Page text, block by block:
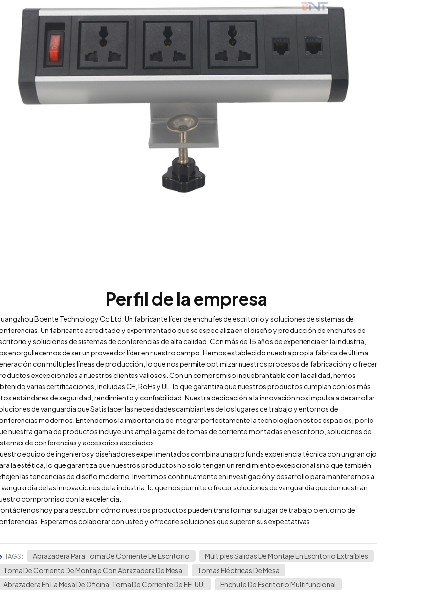
Perfil de la empresa
Boente Technology Co Ltd. Un fabricante líder de enchufes de escritorio y soluciones de sistemas de
Un fabricante acreditado y experimentado que se especializa en el diseño y producción de enchufes de
y soluciones de sistemas de conferencias de alta calidad. Con más de 15 años de experiencia en la industria,
enorgullecemos de ser un proveedor líder en nuestro campo. Hemos establecido nuestra propia fábrica de última
con múltiples líneas de producción, lo que nos permite optimizar nuestros procesos de fabricación y ofrecer
excepcionales a nuestros clientes valiosos. Con un compromiso inquebrantable con la calidad, hemos
varias certificaciones, incluidas CE, RoHs y UL, lo que garantiza que nuestros productos cumplan con los más
estándares de seguridad, rendimiento y confiabilidad. Nuestra dedicación a la innovación nos impulsa a desarrollar
de vanguardia que Satisfacer las necesidades cambiantes de los lugares de trabajo y entornos de
modernos. Entendemos la importancia de integrar perfectamente la tecnología en estos espacios, por lo
nuestra gama de productos incluye una amplia gama de tomas de corriente montadas en escritorio, soluciones de
de conferencias y accesorios asociados.
equipo de ingenieros y diseñadores experimentados combina una profunda experiencia técnica con un gran ojo
la estética, lo que garantiza que nuestros productos no solo tengan un rendimiento excepcional sino que también
las tendencias de diseño moderno. Invertimos continuamente en investigación y desarrollo para mantenernos a
vanguardia de las innovaciones de la industria, lo que nos permite ofrecer soluciones de vanguardia que demuestran
compromiso con la excelencia.
hoy para descubrir cómo nuestros productos pueden transformar su lugar de trabajo o entorno de
Esperamos colaborar con usted y ofrecerle soluciones que superen sus expectativas.
TAGS : Abrazadera Para Toma De Corriente De Escritorio
Múltiples Salidas De Montaje En Escritorio Extraíbles
Toma De Corriente De Montaje Con Abrazadera De Mesa
Tomas Eléctricas De Mesa
Abrazadera En La Mesa De Oficina, Toma De Corriente De EE. UU.
Enchufe De Escritorio Multifuncional